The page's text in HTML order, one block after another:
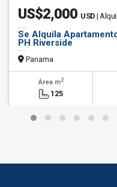
US$2,000 USD |
Se Alquila
PH Riverside
Panama
Área m2
125